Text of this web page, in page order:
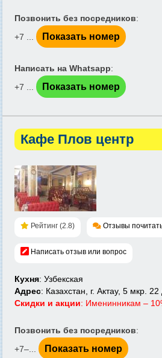
Позвонить без посредников:
+7 ...
Показать номер
Написать на Whatsapp:
+7 ...
Показать номер
Кафе Плов центр
Рейтинг (2.8) Отзывы
Написать отзыв или вопрос
Кухня: Узбекская
Адрес: Казахстан, г. Актау, 5 мкр. 22
Скидки и акции: Именинникам –
Позвонить без посредников:
+7‒...
Показать номер